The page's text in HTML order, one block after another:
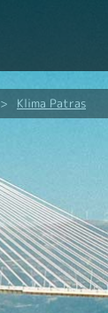
> Klima Patras